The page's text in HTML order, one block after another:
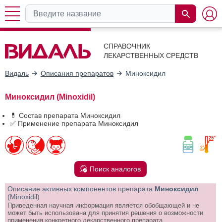
СПРАВОЧНИК
ЛЕКАРСТВЕННЫХ СРЕДСТВ
Видаль Описания препаратов Миноксидил
Миноксидил (Minoxidil)
💊 Состав препарата Миноксидил
✅ Применение препарата Миноксидил
Поиск аналогов
Описание активных компонентов препарата Миноксидил
(Minoxidil)
Приведенная научная информация является обобщающей и не
может быть использована для принятия решения о возможности
применения конкретного лекарственного препарата.